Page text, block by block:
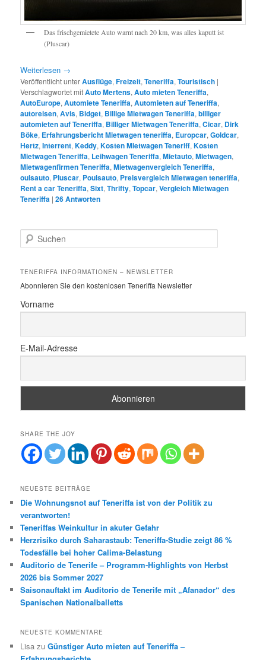
Das frischgemietete Auto warnt nach 20 km, was alles kaputt ist
(Pluscar)
Weiterlesen →
Veröffentlicht unterAusflüge,Freizeit,Teneriffa,Touristisch |
Verschlagwortet mitAuto Mertens,Auto mieten Teneriffa,
AutoEurope,Automiete Teneriffa,Automieten auf Teneriffa,
autoreisen,Avis, Bidget, Billige Mietwagen Teneriffa,billiger
automieten auf Teneriffa, Billiger Mietwagen Teneriffa,Cicar, Dirk
Böke, Erfahrungsbericht Mietwagen teneriffa, Europcar,Goldcar,
Hertz,Interrent,Keddy,Kosten Mietwagen Teneriff,Kosten
Mietwagen Teneriffa, Leihwagen Teneriffa,Mietauto,Mietwagen,
Mietwagenfirmen Teneriffa,Mietwagenvergleich Teneriffa,
oulsauto, Pluscar, Poulsauto, Preisvergleich Mietwagen teneriffa,
Rent a car Teneriffa,Sixt,Thrifty,Topcar,Vergleich Mietwagen
Teneriffa |26Antworten
u
h
n
TENERIFFA INFORMATIONEN – NEWSLETTER
Abonnieren Sie den kostenlosen Teneriffa Newsletter
Vorname
E-Mail-Adresse
SHARE THE JOY
NEUESTE BEITRÄGE
Die Wohnungsnot auf Teneriffa ist von der Politik zu
verantworten!
Teneriffas Weinkultur in akuter Gefahr
Herzrisiko durch Saharastaub: Teneriffa-Studie zeigt 86 %
Todesfälle bei hoher Calima-Belastung
Auditorio de Tenerife – Programm-Highlights von Herbst
2026 bis Sommer 2027
Saisonauftakt im Auditorio de Tenerife mit „Afanador“ des
Spanischen Nationalballetts
NEUESTE KOMMENTARE
Lisa zuGünstiger Auto mieten auf Teneriffa –